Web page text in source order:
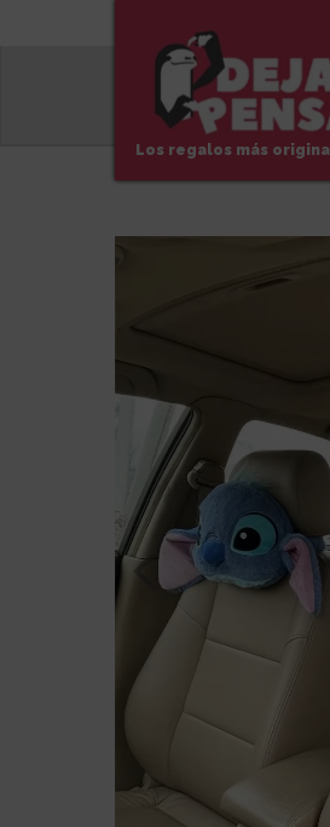
Los regalos más